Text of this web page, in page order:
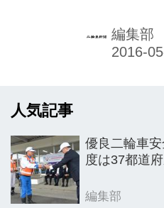
洋大学板倉
へのオート
編集部
人気記事
優良二輪車
度は37都道
編集部